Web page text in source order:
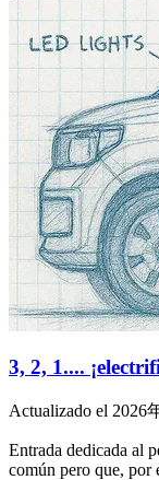
3, 2, 1....
Actualizado el 2026
Entrada dedicada al
común pero que,